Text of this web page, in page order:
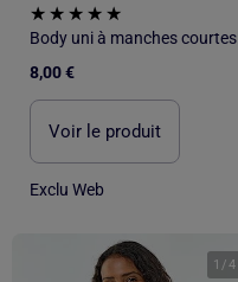
Body uni à manches courtes
8,00 €
Voir le produit
Exclu Web
1 /4